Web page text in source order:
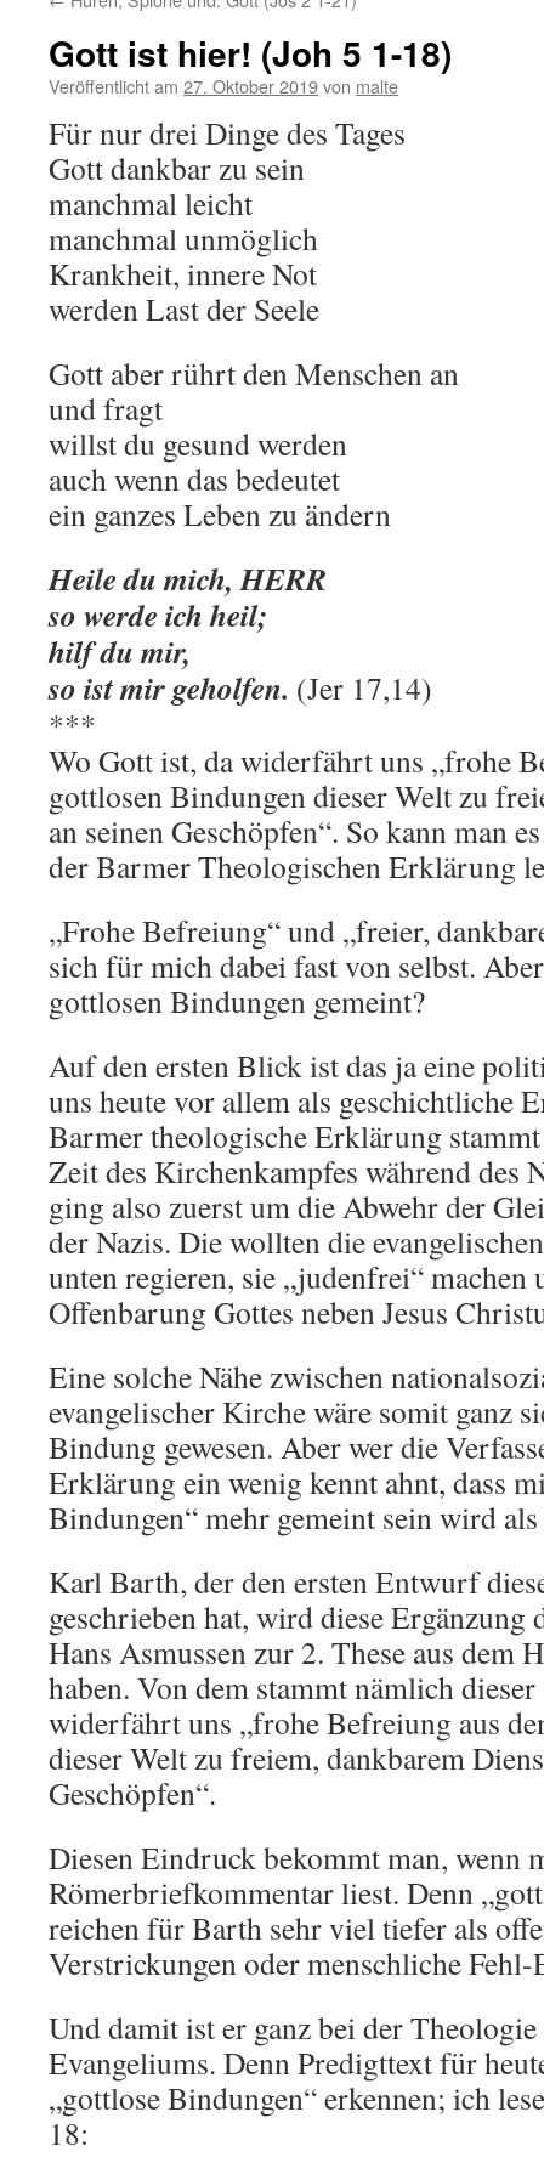
Gott ist hier! (Joh 5 1-18)
Veröffentlicht am 27. Oktober 2019von malte
Für nur drei Dinge des Tages
Gott dankbar zu sein
manchmal leicht
manchmal unmöglich
Krankheit, innere Not
werden Last der Seele
Gott aber rührt den Menschen an
und fragt
willst du gesund werden
auch wenn das bedeutet
ein ganzes Leben zu ändern
Heile du mich, HERR
so werde ich heil;
hilf du mir,
so ist mir geholfen. (Jer 17,14)
***
Wo Gott ist, da widerfährt uns „frohe
gottlosen Bindungen dieser Welt zu
an seinen Geschöpfen“. So kann man
der Barmer Theologischen Erklärung
„Frohe Befreiung“ und „freier,
sich für mich dabei fast von selbst.
gottlosen Bindungen gemeint?
Auf den ersten Blick ist das ja eine
uns heute vor allem als geschichtliche
Barmer theologische Erklärung
Zeit des Kirchenkampfes während des
ging also zuerst um die Abwehr der
der Nazis. Die wollten die
unten regieren, sie „judenfrei“
Offenbarung Gottes neben Jesus
Eine solche Nähe zwischen
evangelischer Kirche wäre somit ganz
Bindung gewesen. Aber wer die
Erklärung ein wenig kennt ahnt, dass
Bindungen“ mehr gemeint sein wird
Karl Barth, der den ersten Entwurf
geschrieben hat, wird diese Ergänzung
Hans Asmussen zur 2. These aus dem
haben. Von dem stammt nämlich
widerfährt uns „frohe Befreiung aus
dieser Welt zu freiem, dankbarem
Geschöpfen“.
Diesen Eindruck bekommt man, wenn
Römerbriefkommentar liest. Denn
reichen für Barth sehr viel tiefer als
Verstrickungen oder menschliche Fehl-
Und damit ist er ganz bei der Theologie
Evangeliums. Denn Predigttext für
„gottlose Bindungen“ erkennen; ich
18: